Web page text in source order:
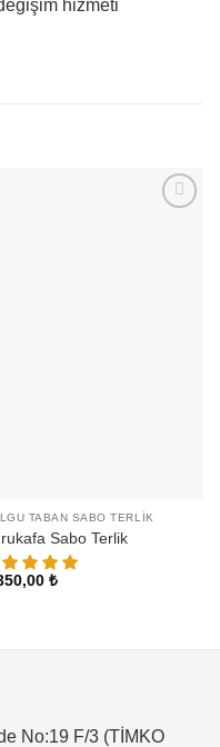
hizmeti
TABAN SABO TERLIK
Sabo Terlik
₺
No:19 F/3 (TİMKO